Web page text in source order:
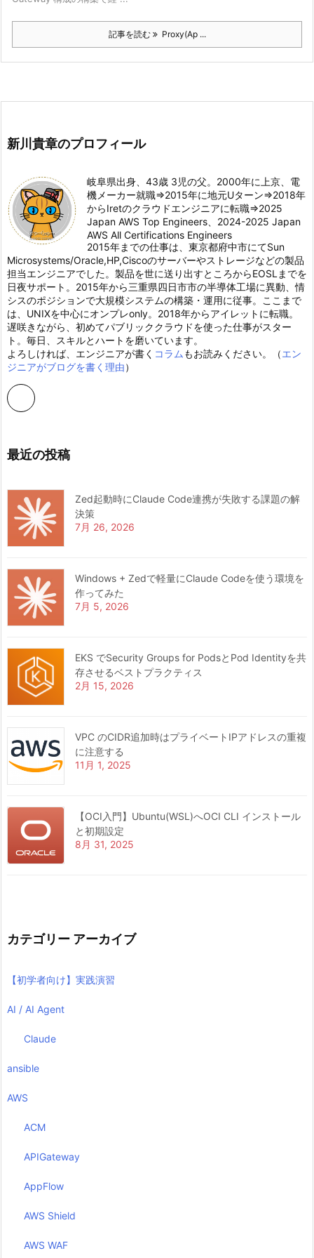
記事を読む Proxy(Ap ...
新川貴章のプロフィール
岐阜県出身、43歳 3児の父。2000年に上京、電
機メーカー就職⇒2015年に地元Uターン⇒2018年
からIretのクラウドエンジニアに転職⇒2025
Japan AWS Top Engineers、2024-2025 Japan
AWS All Certifications Engineers
2015年までの仕事は、東京都府中市にてSun
Microsystems/Oracle,HP,Ciscoのサーバーやストレージなどの製品
担当エンジニアでした。製品を世に送り出すところからEOSLまでを
日夜サポート。2015年から三重県四日市市の半導体工場に異動、情
シスのポジションで大規模システムの構築・運用に従事。ここまで
は、UNIXを中心にオンプレonly。2018年からアイレットに転職。
遅咲きながら、初めてパブリッククラウドを使った仕事がスター
ト。毎日、スキルとハートを磨いています。
よろしければ、エンジニアが書く コラム もお読みください。（エン
ジニアがブログを書く理由）
最近の投稿
Zed起動時にClaude Code連携が失敗する課題の解
決策
7月 26, 2026
Windows + Zedで軽量にClaude Codeを使う環境を
作ってみた
7月 5, 2026
EKS でSecurity Groups for PodsとPod Identityを共
存させるベストプラクティス
2月 15, 2026
VPC のCIDR追加時はプライベートIPアドレスの重複
に注意する
11月 1, 2025
【OCI入門】Ubuntu(WSL)へOCI CLI インストール
と初期設定
8月 31, 2025
カテゴリー アーカイブ
【初学者向け】実践演習
AI / AI Agent
Claude
ansible
AWS
ACM
APIGateway
AppFlow
AWS Shield
AWS WAF